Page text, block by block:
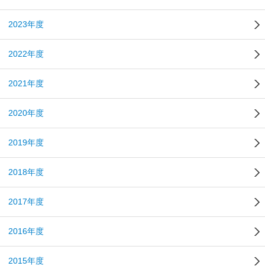
2023年度
2022年度
2021年度
2020年度
2019年度
2018年度
2017年度
2016年度
2015年度